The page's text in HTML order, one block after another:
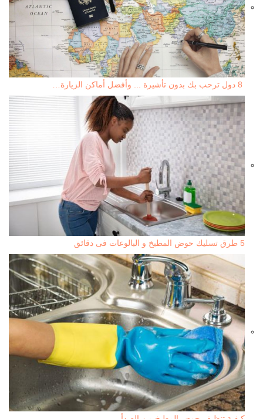
5 طرق تسليك حوض المطبخ و البالوعات فى دقائق